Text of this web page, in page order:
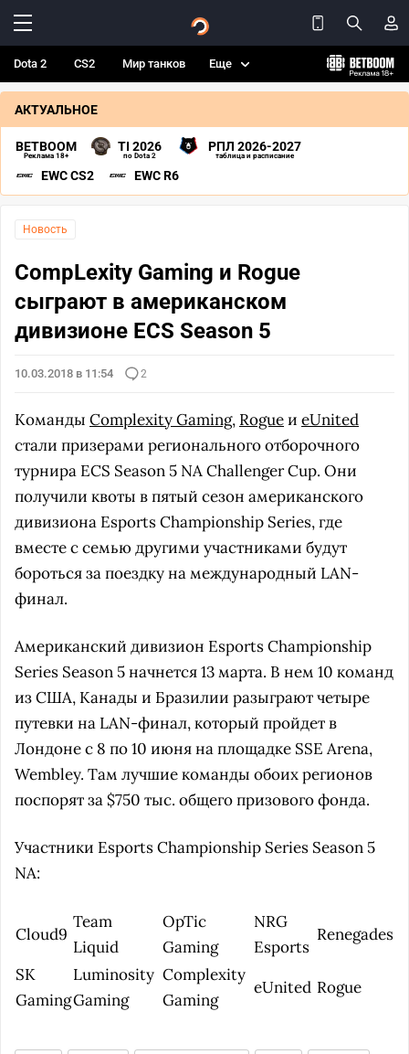
Dota 2 CS2 Мир танков Еще
АКТУАЛЬНОЕ
BETBOOM
Реклама 18+
TI 2026
по Dota 2
РПЛ 2026-2027
таблица и расписание
EWC CS2 EWC R6
Новость
CompLexity Gaming и Rogue
сыграют в американском
дивизионе ECS Season 5
10.03.2018 в 11:54 2
Команды Complexity Gaming, Rogueи eUnited
стали призерами регионального отборочного
турнира ECS Season 5 NA Challenger Cup. Они
получили квоты в пятый сезон американского
дивизиона Esports Championship Series, где
вместе с семью другими участниками будут
бороться за поездку на международный LAN-
финал.
Американский дивизион Esports Championship
Series Season 5 начнется 13 марта. В нем 10 команд
из США, Канады и Бразилии разыграют четыре
путевки на LAN-финал, который пройдет в
Лондоне с 8 по 10 июня на площадке SSE Arena,
Wembley. Там лучшие команды обоих регионов
поспорят за $750 тыс. общего призового фонда.
Участники Esports Championship Series Season 5
NA:
Cloud9
Team
Liquid
OpTic
Gaming
NRG
Esports
Renegades
SK
Gaming
Luminosity
Gaming
Complexity
Gaming
eUnited Rogue